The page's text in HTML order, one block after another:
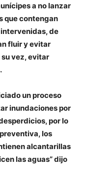
a no lanzar
que contengan
de
fluir y evitar
vez, evitar
un proceso
inundaciones por
por lo
los
alcantarillas
las aguas” dijo